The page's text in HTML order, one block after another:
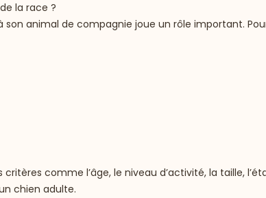
la race ?
animal de compagnie joue un rôle important.
comme l’âge, le niveau d’activité, la taille,
chien adulte.